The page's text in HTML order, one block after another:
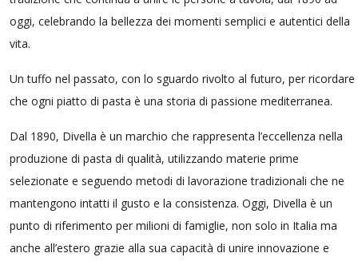
oggi, celebrando la bellezza dei momenti semplici e autentici della
vita.
Un tuffo nel passato, con lo sguardo rivolto al futuro, per ricordare
che ogni piatto di pasta è una storia di passione mediterranea.
Dal 1890, Divella è un marchio che rappresenta l’eccellenza nella
produzione di pasta di qualità, utilizzando materie prime
selezionate e seguendo metodi di lavorazione tradizionali che ne
mantengono intatti il gusto e la consistenza. Oggi, Divella è un
punto di riferimento per milioni di famiglie, non solo in Italia ma
anche all’estero grazie alla sua capacità di unire innovazione e